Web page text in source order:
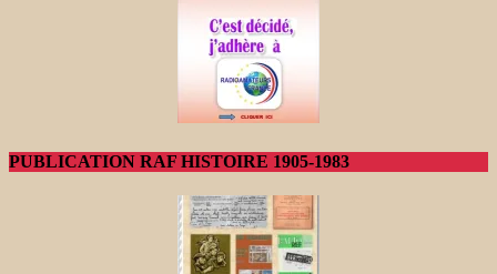
PUBLICATION RAF HISTOIRE 1905-1983